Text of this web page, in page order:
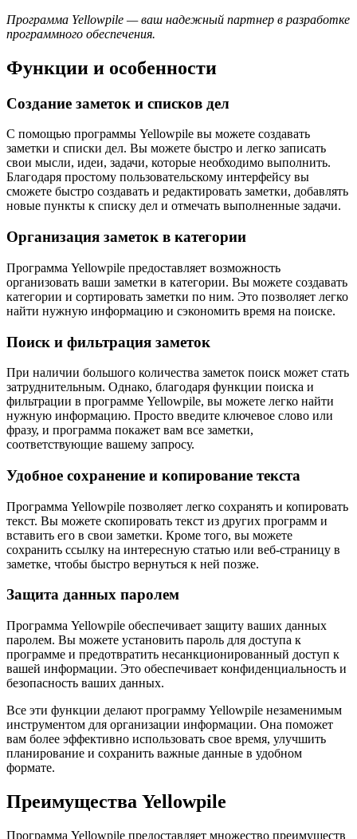
Программа Yellowpile — ваш надежный партнер в разработке
программного обеспечения.
Функции и особенности
Создание заметок и списков дел
С помощью программы Yellowpile вы можете создавать
заметки и списки дел. Вы можете быстро и легко записать
свои мысли, идеи, задачи, которые необходимо выполнить.
Благодаря простому пользовательскому интерфейсу вы
сможете быстро создавать и редактировать заметки, добавлять
новые пункты к списку дел и отмечать выполненные задачи.
Организация заметок в категории
Программа Yellowpile предоставляет возможность
организовать ваши заметки в категории. Вы можете создавать
категории и сортировать заметки по ним. Это позволяет легко
найти нужную информацию и сэкономить время на поиске.
Поиск и фильтрация заметок
При наличии большого количества заметок поиск может стать
затруднительным. Однако, благодаря функции поиска и
фильтрации в программе Yellowpile, вы можете легко найти
нужную информацию. Просто введите ключевое слово или
фразу, и программа покажет вам все заметки,
соответствующие вашему запросу.
Удобное сохранение и копирование текста
Программа Yellowpile позволяет легко сохранять и копировать
текст. Вы можете скопировать текст из других программ и
вставить его в свои заметки. Кроме того, вы можете
сохранить ссылку на интересную статью или веб-страницу в
заметке, чтобы быстро вернуться к ней позже.
Защита данных паролем
Программа Yellowpile обеспечивает защиту ваших данных
паролем. Вы можете установить пароль для доступа к
программе и предотвратить несанкционированный доступ к
вашей информации. Это обеспечивает конфиденциальность и
безопасность ваших данных.
Все эти функции делают программу Yellowpile незаменимым
инструментом для организации информации. Она поможет
вам более эффективно использовать свое время, улучшить
планирование и сохранить важные данные в удобном
формате.
Преимущества Yellowpile
Программа Yellowpile предоставляет множество преимуществ